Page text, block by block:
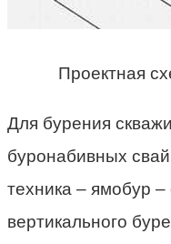
Проектная
Для бурения
буронабивных
техника – ямобур
вертикального